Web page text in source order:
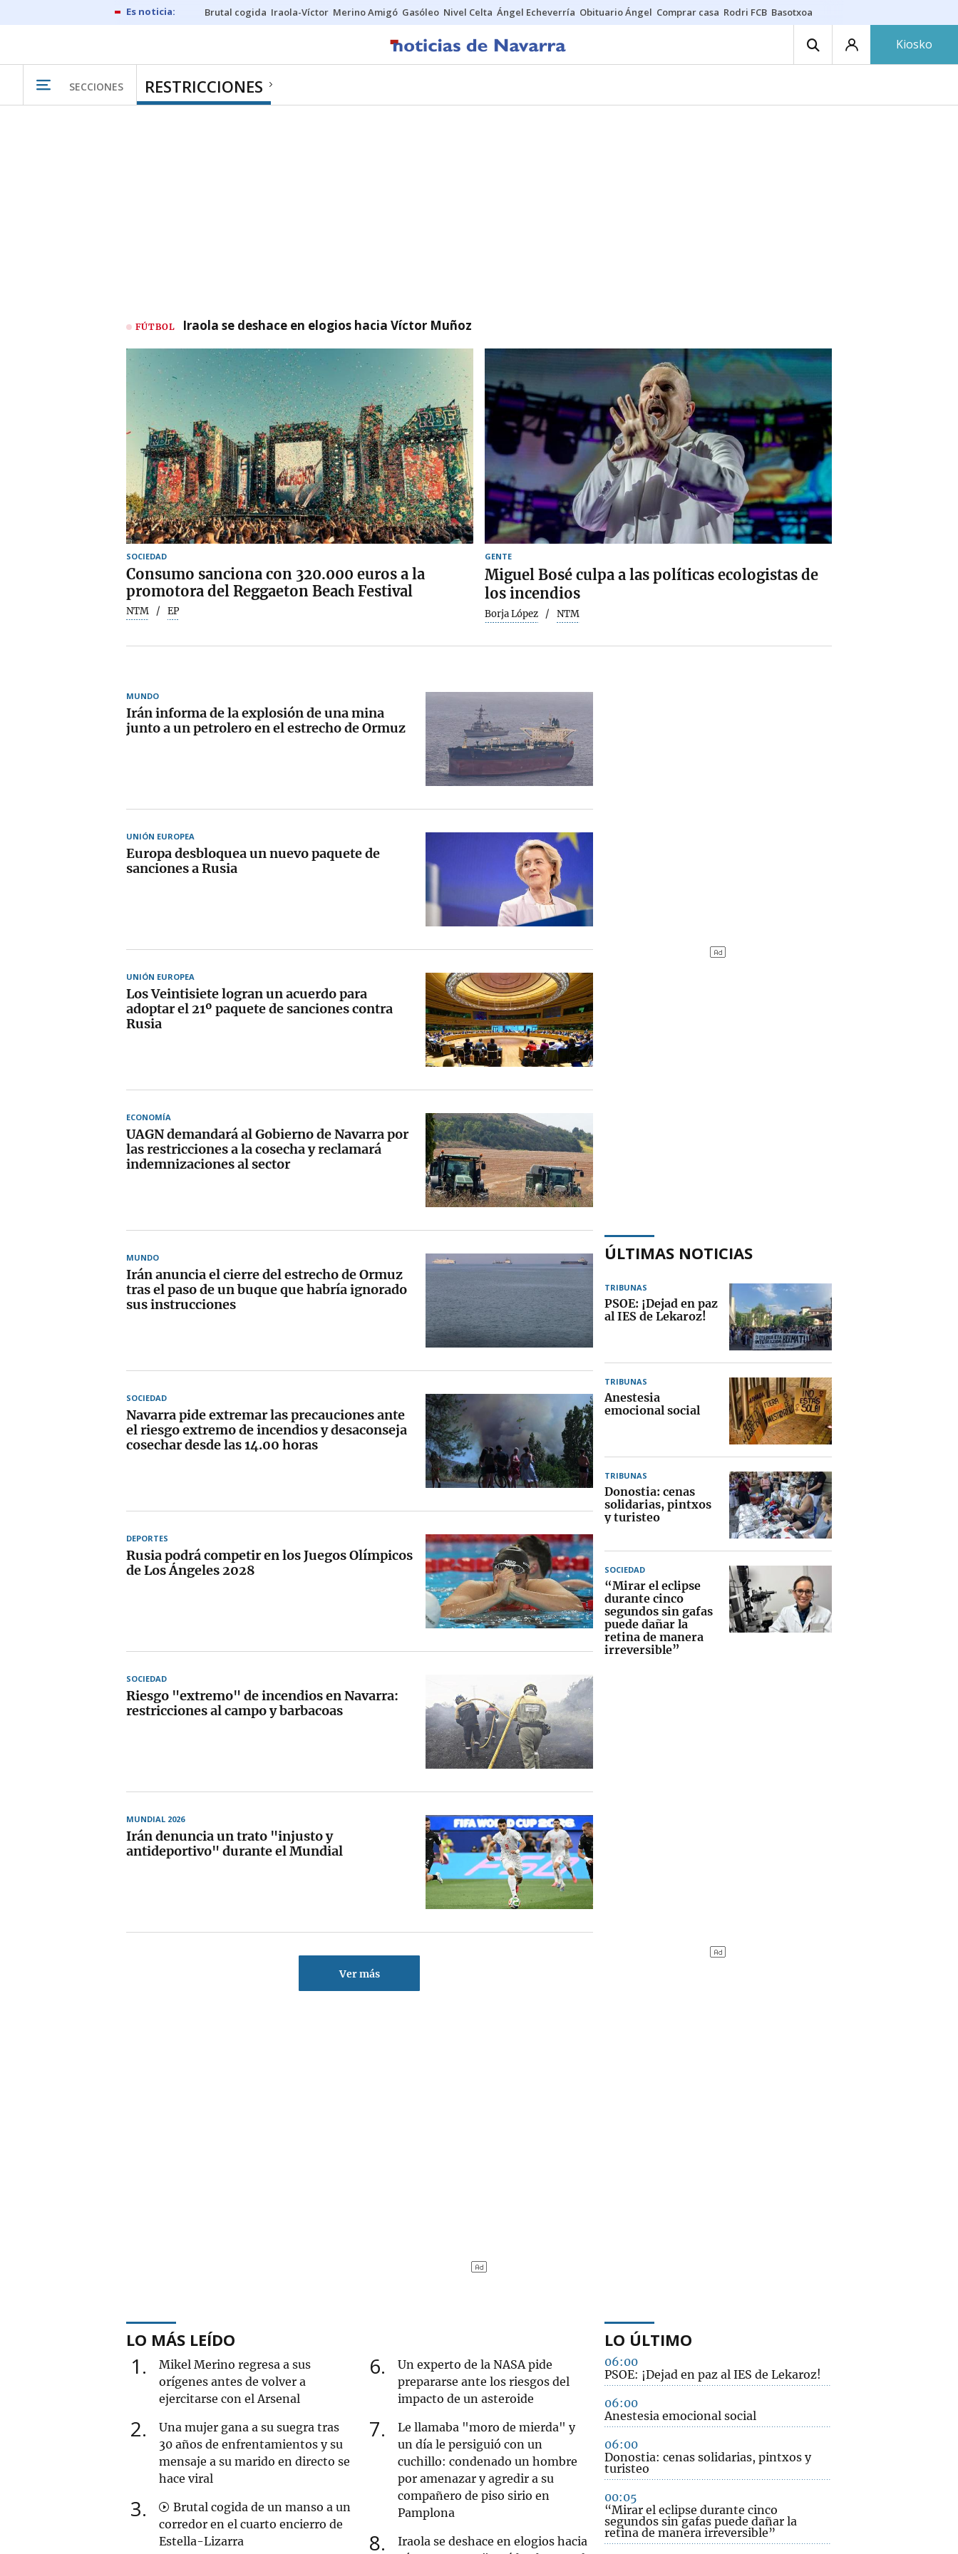
Brutal cogida Iraola-Víctor Merino Amigó Gasóleo Nivel Celta Ángel Echeverría Obituario Ángel Comprar casa Rodri FCB Basotxoa
Kiosko
SECCIONES RESTRICCIONES
FÚTBOL Iraola se deshace en elogios hacia Víctor Muñoz
SOCIEDAD
Consumo sanciona con 320.000 euros a la
promotora del Reggaeton Beach Festival
NTM EP
GENTE
Miguel Bosé culpa a las políticas ecologistas de
los incendios
Borja López NTM
MUNDO
Irán informa de la explosión de una mina
junto a un petrolero en el estrecho de Ormuz
UNIÓN EUROPEA
Europa desbloquea un nuevo paquete de
sanciones a Rusia
UNIÓN EUROPEA
Los Veintisiete logran un acuerdo para
adoptar el 21º paquete de sanciones contra
Rusia
ECONOMÍA
UAGN demandará al Gobierno de Navarra por
las restricciones a la cosecha y reclamará
indemnizaciones al sector
MUNDO
Irán anuncia el cierre del estrecho de Ormuz
tras el paso de un buque que habría ignorado
sus instrucciones
SOCIEDAD
Navarra pide extremar las precauciones ante
el riesgo extremo de incendios y desaconseja
cosechar desde las 14.00 horas
DEPORTES
Rusia podrá competir en los Juegos Olímpicos
de Los Ángeles 2028
SOCIEDAD
Riesgo "extremo" de incendios en Navarra:
restricciones al campo y barbacoas
MUNDIAL 2026
Irán denuncia un trato "injusto y
antideportivo" durante el Mundial
Ver más
ÚLTIMAS NOTICIAS
TRIBUNAS
PSOE: ¡Dejad en paz
al IES de Lekaroz!
TRIBUNAS
Anestesia
emocional social
TRIBUNAS
Donostia: cenas
solidarias, pintxos
y turisteo
SOCIEDAD
“Mirar el eclipse
durante cinco
segundos sin gafas
puede dañar la
retina de manera
irreversible”
LO MÁS LEÍDO
1
Mikel Merino regresa a sus
orígenes antes de volver a
ejercitarse con el Arsenal
2
Una mujer gana a su suegra tras
30 años de enfrentamientos y su
mensaje a su marido en directo se
hace viral
3
Brutal cogida de un manso a un
corredor en el cuarto encierro de
Estella-Lizarra
6
Un experto de la NASA pide
prepararse ante los riesgos del
impacto de un asteroide
7
Le llamaba "moro de mierda" y
un día le persiguió con un
cuchillo: condenado un hombre
por amenazar y agredir a su
compañero de piso sirio en
Pamplona
8
Iraola se deshace en elogios hacia
LO ÚLTIMO
06:00
PSOE: ¡Dejad en paz al IES de Lekaroz!
06:00
Anestesia emocional social
06:00
Donostia: cenas solidarias, pintxos y
turisteo
00:05
“Mirar el eclipse durante cinco
segundos sin gafas puede dañar la
retina de manera irreversible”